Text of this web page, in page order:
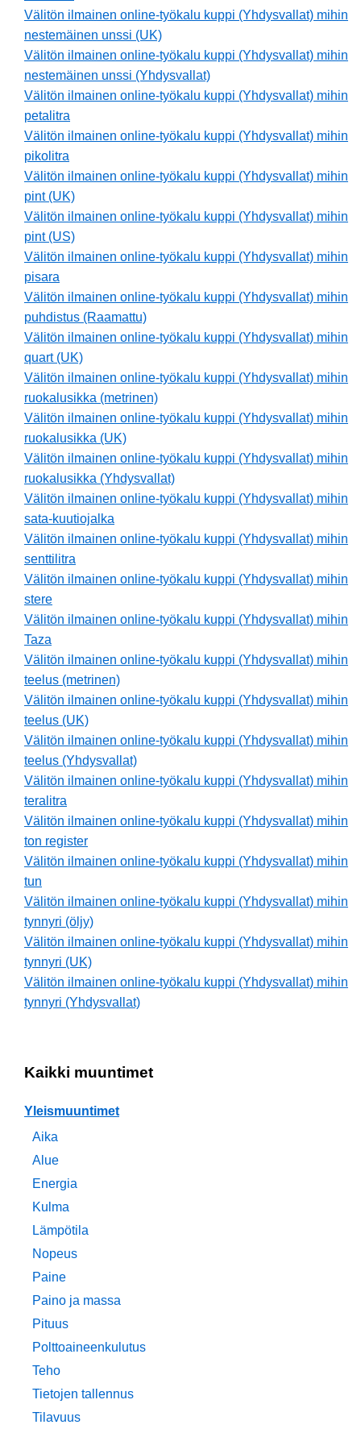
Välitön ilmainen online-työkalu kuppi (Yhdysvallat) mihin
nestemäinen unssi (UK)
Välitön ilmainen online-työkalu kuppi (Yhdysvallat) mihin
nestemäinen unssi (Yhdysvallat)
Välitön ilmainen online-työkalu kuppi (Yhdysvallat) mihin
petalitra
Välitön ilmainen online-työkalu kuppi (Yhdysvallat) mihin
pikolitra
Välitön ilmainen online-työkalu kuppi (Yhdysvallat) mihin
pint (UK)
Välitön ilmainen online-työkalu kuppi (Yhdysvallat) mihin
pint (US)
Välitön ilmainen online-työkalu kuppi (Yhdysvallat) mihin
pisara
Välitön ilmainen online-työkalu kuppi (Yhdysvallat) mihin
puhdistus (Raamattu)
Välitön ilmainen online-työkalu kuppi (Yhdysvallat) mihin
quart (UK)
Välitön ilmainen online-työkalu kuppi (Yhdysvallat) mihin
ruokalusikka (metrinen)
Välitön ilmainen online-työkalu kuppi (Yhdysvallat) mihin
ruokalusikka (UK)
Välitön ilmainen online-työkalu kuppi (Yhdysvallat) mihin
ruokalusikka (Yhdysvallat)
Välitön ilmainen online-työkalu kuppi (Yhdysvallat) mihin
sata-kuutiojalka
Välitön ilmainen online-työkalu kuppi (Yhdysvallat) mihin
senttilitra
Välitön ilmainen online-työkalu kuppi (Yhdysvallat) mihin
stere
Välitön ilmainen online-työkalu kuppi (Yhdysvallat) mihin
Taza
Välitön ilmainen online-työkalu kuppi (Yhdysvallat) mihin
teelus (metrinen)
Välitön ilmainen online-työkalu kuppi (Yhdysvallat) mihin
teelus (UK)
Välitön ilmainen online-työkalu kuppi (Yhdysvallat) mihin
teelus (Yhdysvallat)
Välitön ilmainen online-työkalu kuppi (Yhdysvallat) mihin
teralitra
Välitön ilmainen online-työkalu kuppi (Yhdysvallat) mihin
ton register
Välitön ilmainen online-työkalu kuppi (Yhdysvallat) mihin
tun
Välitön ilmainen online-työkalu kuppi (Yhdysvallat) mihin
tynnyri (öljy)
Välitön ilmainen online-työkalu kuppi (Yhdysvallat) mihin
tynnyri (UK)
Välitön ilmainen online-työkalu kuppi (Yhdysvallat) mihin
tynnyri (Yhdysvallat)
Kaikki muuntimet
Yleismuuntimet
Aika
Alue
Energia
Kulma
Lämpötila
Nopeus
Paine
Paino ja massa
Pituus
Polttoaineenkulutus
Teho
Tietojen tallennus
Tilavuus